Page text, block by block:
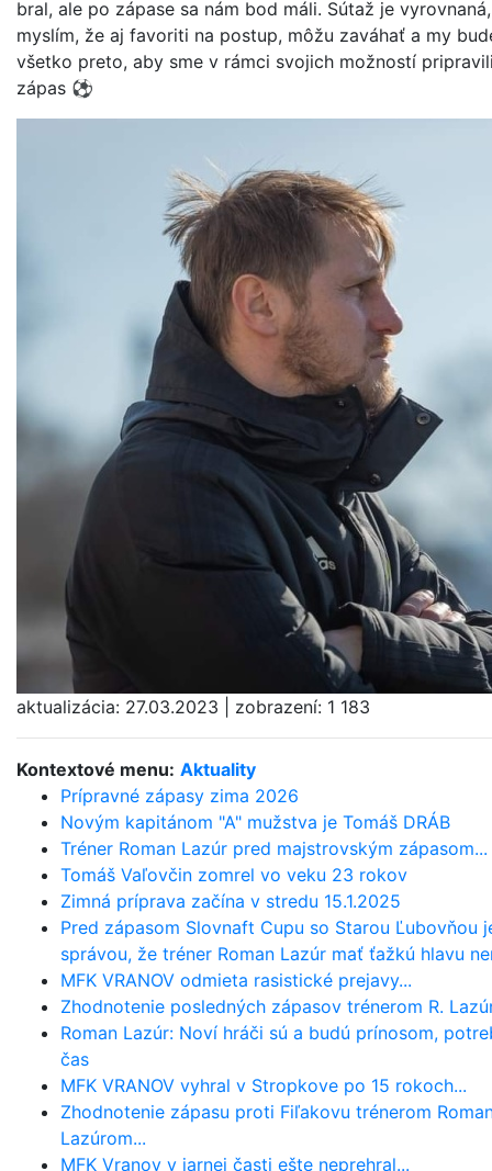
Kontextové menu: Aktuality
Prípravné zápasy zima 2026
Novým kapitánom "A" mužstva je Tomáš DRÁB
Tréner Roman Lazúr pred majstrovským zápasom...
Tomáš Vaľovčin zomrel vo veku 23 rokov
Zimná príprava začína v stredu 15.1.2025
Pred zápasom Slovnaft Cupu so Starou Ľubovňou
správou, že tréner Roman Lazúr mať ťažkú hlavu
MFK VRANOV odmieta rasistické prejavy...
Zhodnotenie posledných zápasov trénerom R.
Roman Lazúr: Noví hráči sú a budú prínosom,
čas
MFK VRANOV vyhral v Stropkove po 15 rokoch...
Zhodnotenie zápasu proti Fiľakovu trénerom
Lazúrom...
MFK Vranov v jarnej časti ešte neprehral...
bral, ale po zápase sa nám bod máli. Sútaž je
myslím, že aj favoriti na postup, môžu zaváhať a my
všetko preto, aby sme v rámci svojich možností
zápas ⚽️
aktualizácia: 27.03.2023 zobrazení: 1 183